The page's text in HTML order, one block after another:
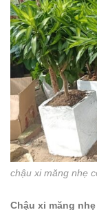
chậu xi măng nhẹ
Chậu xi măng